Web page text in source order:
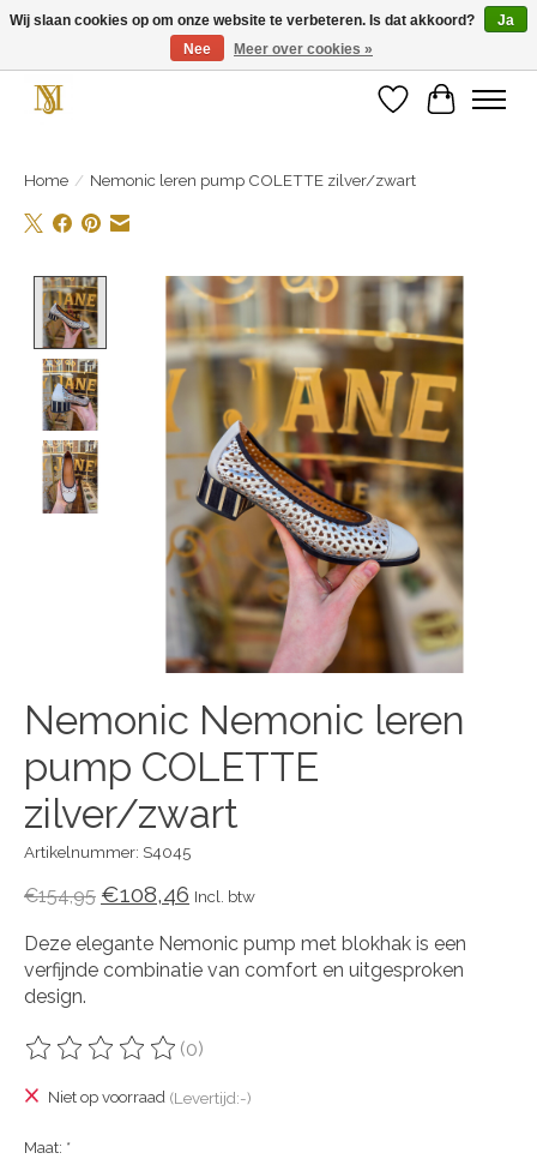
Unieke schoenen en een feestje aan je voeten! Gratis verzending vanaf € 75,-
Verlanglijst
Home / Nemonic leren pump COLETTE zilver/zwart
Product image slideshow Items
Nemonic Nemonic leren
pump COLETTE
zilver/zwart
Artikelnummer: S4045
€154,95 €108,46 Incl. btw
Deze elegante Nemonic pump met blokhak is een
verfijnde combinatie van comfort en uitgesproken
design.
De beoordeling van dit product is
(0)
Niet op voorraad (Levertijd:-)
Maat: *
Wij slaan cookies op om onze website te verbeteren. Is dat akkoord?
Ja
Nee
Meer over cookies »